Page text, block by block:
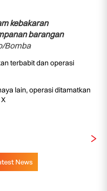
kebakaran
barangan
Bomba
terbabit dan operasi
lain, operasi ditamatkan
News